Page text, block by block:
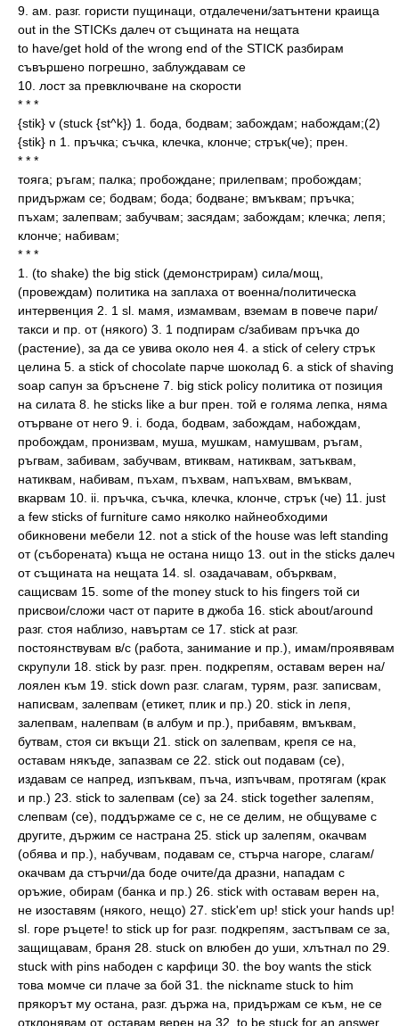
9. ам. разг. гористи пущинаци, отдалечени/затънтени краища
out in the STICKs далеч от същината на нещата
to have/get hold of the wrong end of the STICK разбирам
съвършено погрешно, заблуждавам се
10. лост за превключване на скорости
* * *
{stik} v (stuck {st^k}) 1. бода, бодвам; забождам; набождам;(2)
{stik} n 1. пръчка; съчка, клечка, клонче; стрък(че); прен.
* * *
тояга; ръгам; палка; пробождане; прилепвам; пробождам;
придържам се; бодвам; бода; бодване; вмъквам; пръчка;
пъхам; залепвам; забучвам; засядам; забождам; клечка; лепя;
клонче; набивам;
* * *
1. (to shake) the big stick (демонстрирам) сила/мощ,
(провеждам) политика на заплаха от военна/политическа
интервенция 2. 1 sl. мамя, измамвам, вземам в повече пари/
такси и пр. от (някого) 3. 1 подпирам с/забивам пръчка до
(растение), за да се увива около нея 4. a stick of celery стрък
целина 5. a stick of chocolate парче шоколад 6. a stick of shaving
soap сапун за бръснене 7. big stick policy политика от позиция
на силата 8. he sticks like a bur прен. той е голяма лепка, няма
отърване от него 9. i. бода, бодвам, забождам, набождам,
пробождам, пронизвам, муша, мушкам, намушвам, ръгам,
ръгвам, забивам, забучвам, втиквам, натиквам, затъквам,
натиквам, набивам, пъхам, пъхвам, напъхвам, вмъквам,
вкарвам 10. ii. пръчка, съчка, клечка, клонче, стрък (че) 11. just
a few sticks of furniture само няколко найнеобходими
обикновени мебели 12. not a stick of the house was left standing
от (съборената) къща не остана нищо 13. out in the sticks далеч
от същината на нещата 14. sl. озадачавам, обърквам,
сащисвам 15. some of the money stuck to his fingers той си
присвои/сложи част от парите в джоба 16. stick about/around
разг. стоя наблизо, навъртам се 17. stick at разг.
постоянствувам в/с (работа, занимание и пр.), имам/проявявам
скрупули 18. stick by разг. прен. подкрепям, оставам верен на/
лоялен към 19. stick down разг. слагам, турям, разг. записвам,
написвам, залепвам (етикет, плик и пр.) 20. stick in лепя,
залепвам, налепвам (в албум и пр.), прибавям, вмъквам,
бутвам, стоя си вкъщи 21. stick on залепвам, крепя се на,
оставам някъде, запазвам се 22. stick out подавам (се),
издавам се напред, изпъквам, пъча, изпъчвам, протягам (крак
и пр.) 23. stick to залепвам (се) за 24. stick together залепям,
слепвам (се), поддържаме се с, не се делим, не общуваме с
другите, държим се настрана 25. stick up залепям, окачвам
(обява и пр.), набучвам, подавам се, стърча нагоре, слагам/
окачвам да стърчи/да боде очите/да дразни, нападам с
оръжие, обирам (банка и пр.) 26. stick with оставам верен на,
не изоставям (някого, нещо) 27. stick'em up! stick your hands up!
sl. горе ръцете! to stick up for разг. подкрепям, застъпвам се за,
защищавам, браня 28. stuck on влюбен до уши, хлътнал по 29.
stuck with pins набоден с карфици 30. the boy wants the stick
това момче си плаче за бой 31. the nickname stuck to him
прякорът му остана, разг. държа на, придържам се към, не се
отклонявам от, оставам верен на 32. to be stuck for an answer